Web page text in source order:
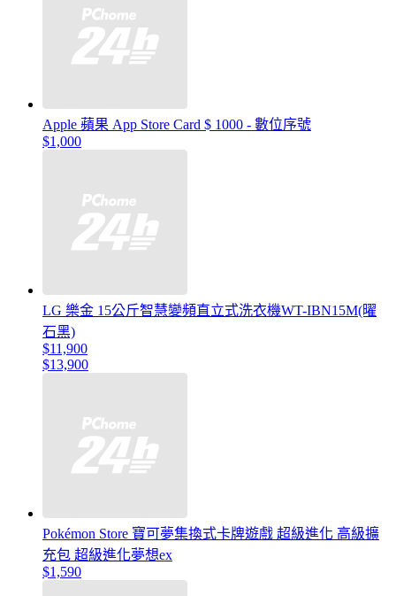
Apple 蘋果 App Store Card $ 1000 - 數位序號
$1,000
LG 樂金 15公斤智慧變頻直立式洗衣機WT-IBN15M(曜
石黑)
$11,900
$13,900
Pokémon Store 寶可夢集換式卡牌遊戲 超級進化 高級擴
充包 超級進化夢想ex
$1,590